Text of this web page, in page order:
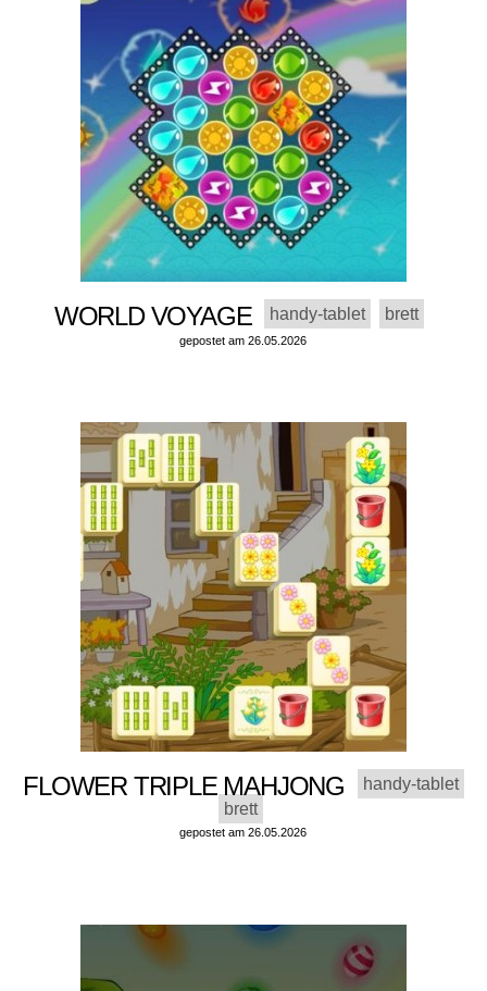
WORLD VOYAGE handy-tablet brett
gepostet am 26.05.2026
FLOWER TRIPLE MAHJONG
handy-tablet
brett
gepostet am 26.05.2026